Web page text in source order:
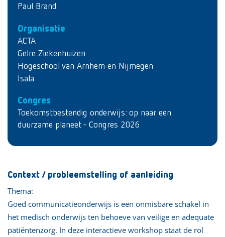
Paul Brand
Organisatie
ACTA
Gelre Ziekenhuizen
Hogeschool van Arnhem en Nijmegen
Isala
Congres
Toekomstbestendig onderwijs: op naar een
duurzame planeet - Congres 2026
Context / probleemstelling of aanleiding
Thema:
Goed communicatieonderwijs is een onmisbare schakel in
het medisch onderwijs ten behoeve van veilige en adequate
patiëntenzorg. In deze interactieve workshop staat de rol